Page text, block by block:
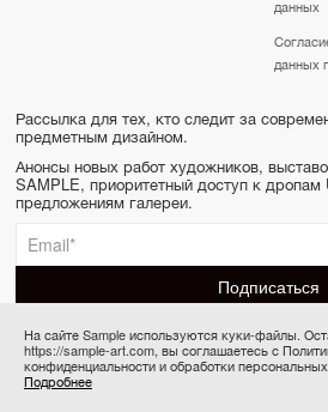
Купить за 38 000 ₽
данных
данных
Рассылка для тех, кто следит за
предметным дизайном.
Анонсы новых работ художников,
SAMPLE, приоритетный доступ к
предложениям галереи.
SAMPLE | Online gallery & Auction © 2022-
Сделано в Апривер
На сайте Sample используются куки-файлы.
https://sample-art.com, вы соглашаетесь с
конфиденциальности и обработки
Подробнее